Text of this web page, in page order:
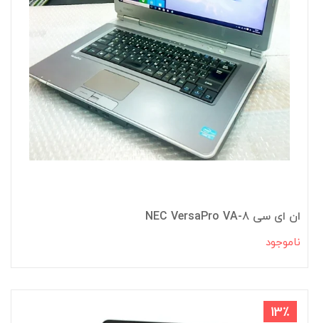
ان ای سی NEC VersaPro VA-8
ناموجود
13٪